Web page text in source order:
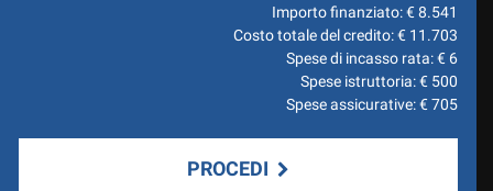
Importo finanziato: €8.541
Costo totale del credito: € 11.703
Spese di incasso rata: € 6
Spese istruttoria: € 500
Spese assicurative: €705
PROCEDI